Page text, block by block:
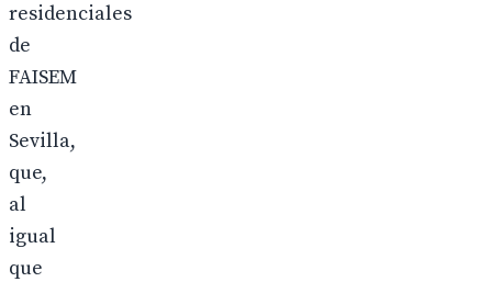
residenciales
de
FAISEM
en
Sevilla,
que,
al
igual
que